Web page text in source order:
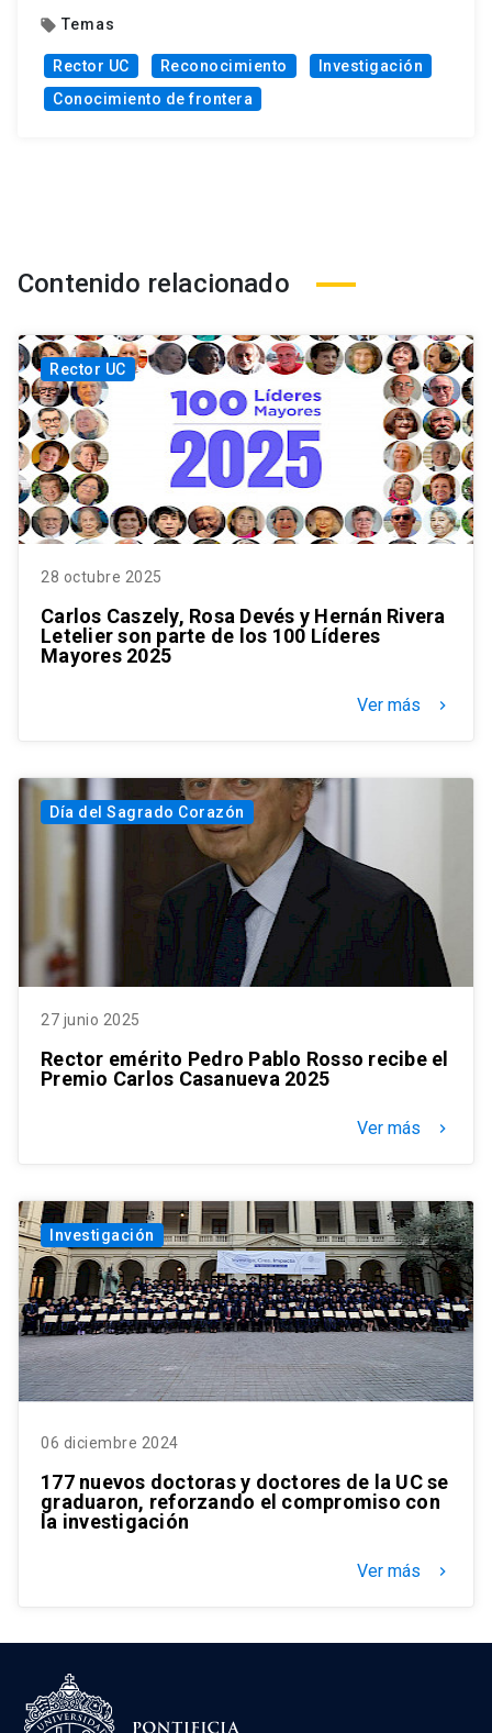
local_offer Temas
Rector UC Reconocimiento
Investigación
Conocimiento de frontera
Contenido relacionado
Rector UC
28 octubre 2025
Carlos Caszely, Rosa Devés y Hernán Rivera
Letelier son parte de los 100 Líderes
Mayores 2025
Ver más keyboard_arrow_right
Día del Sagrado Corazón
27 junio 2025
Rector emérito Pedro Pablo Rosso recibe el
Premio Carlos Casanueva 2025
Ver más keyboard_arrow_right
Investigación
06 diciembre 2024
177 nuevos doctoras y doctores de la UC se
graduaron, reforzando el compromiso con
la investigación
Ver más keyboard_arrow_right